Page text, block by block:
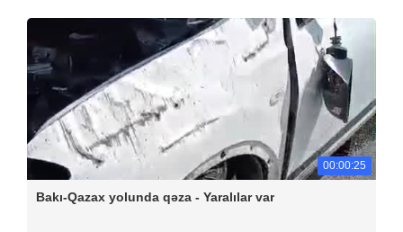
00:00:25
Bakı-Qazax yolunda qəza - Yaralılar var